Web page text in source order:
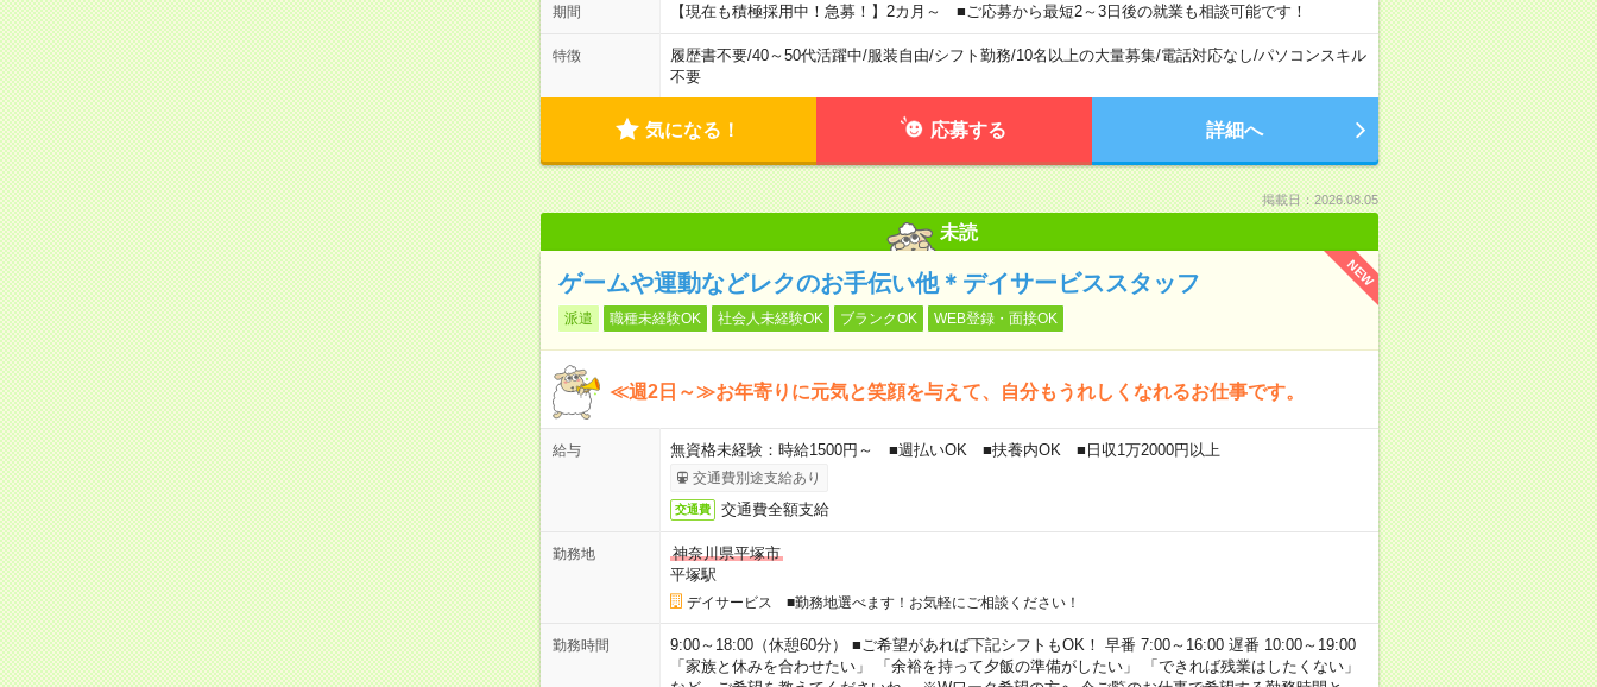
期間 【現在も積極採用中！急募！】2カ月～ ■ご応募から最短2～3日後の就業も相談可能です！
特徴 履歴書不要/40～50代活躍中/服装自由/シフト勤務/10名以上の大量募集/電話対応なし/パソコンスキル
不要
気になる！ 応募する 詳細へ
掲載日：2026.08.05
未読
NEW
ゲームや運動などレクのお手伝い他＊デイサービススタッフ
派遣 職種未経験OK 社会人未経験OK ブランクOK WEB登録・面接OK
≪週2日～≫お年寄りに元気と笑顔を与えて、自分もうれしくなれるお仕事です。
給与 無資格未経験：時給1500円～ ■週払いOK ■扶養内OK ■日収1万2000円以上
交通費別途支給あり
交通費 交通費全額支給
勤務地
神奈川県平塚市
平塚駅
デイサービス ■勤務地選べます！お気軽にご相談ください！
勤務時間
9:00～18:00（休憩60分） ■ご希望があれば下記シフトもOK！ 早番 7:00～16:00 遅番 10:00～19:00
「家族と休みを合わせたい」 「余裕を持って夕飯の準備がしたい」 「できれば残業はしたくない」